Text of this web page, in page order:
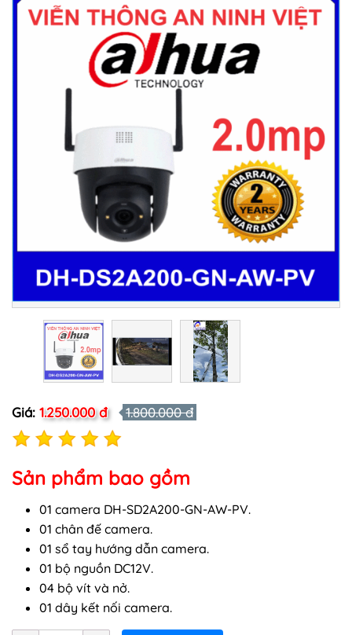
Giá: 1.250.000 đ 1.800.000 đ
Sản phẩm bao gồm
01 camera DH-SD2A200-GN-AW-PV.
01 chân đế camera.
01 sổ tay hướng dẫn camera.
01 bộ nguồn DC12V.
04 bộ vít và nở.
01 dây kết nối camera.